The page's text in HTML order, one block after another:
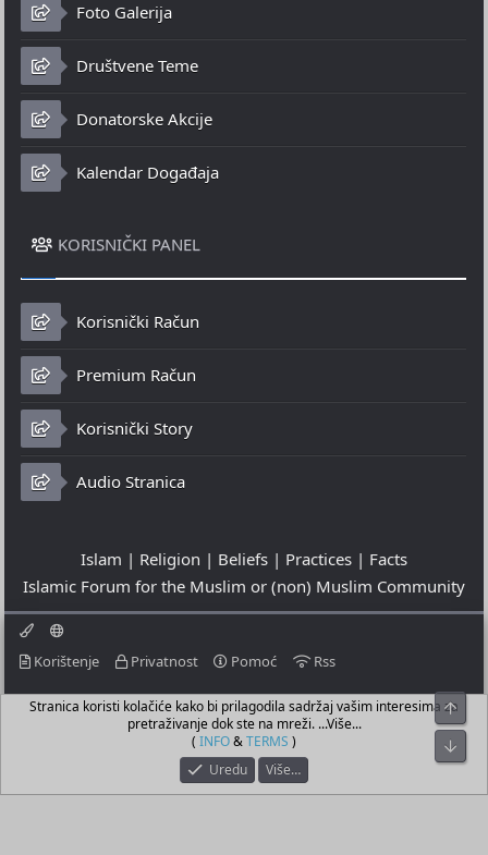
Foto Galerija
Društvene Teme
Donatorske Akcije
Kalendar Događaja
KORISNIČKI PANEL
Korisnički Račun
Premium Račun
Korisnički Story
Audio Stranica
Islam | Religion | Beliefs | Practices | Facts
Islamic Forum for the Muslim or (non) Muslim Community
Korištenje Privatnost Pomoć Rss
© 2023 - 09-08-2026
© Islamic Community Platform ®
Stranica koristi kolačiće kako bi prilagodila sadržaj vašim interesima za
pretraživanje dok ste na mreži. ...Više...
( INFO&TERMS )
Uredu
Više…
Top